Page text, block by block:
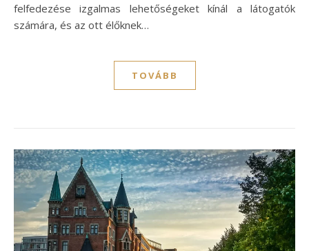
felfedezése izgalmas lehetőségeket kínál a látogatók
számára, és az ott élőknek…
TOVÁBB